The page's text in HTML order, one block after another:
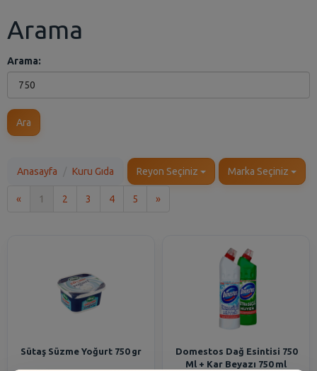
Arama
Arama:
Ara
Anasayfa Kuru Gıda Reyon Seçiniz Marka Seçiniz
« 1 2 3 4 5 »Son
Sütaş Süzme Yoğurt 750 gr
Domestos Dağ Esintisi 750
Ml + Kar Beyazı 750 ml